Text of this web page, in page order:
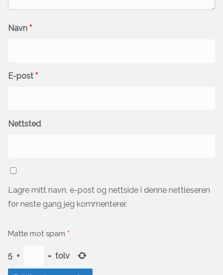
Navn *
E-post *
Nettsted
Lagre mitt navn, e-post og nettside i denne nettleseren
for neste gang jeg kommenterer.
Matte mot spam *
5 + = tolv